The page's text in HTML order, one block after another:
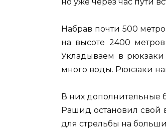
Набрав почти 500
на высоте 2400
Укладываем в
много воды. Рюкзаки
В них дополнительные
Рашид остановил свой
для стрельбы на